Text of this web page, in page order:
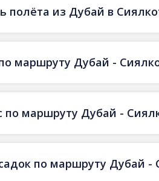
полёта из Дубай в
маршруту Дубай -
маршруту Дубай -
по маршруту Дубай -